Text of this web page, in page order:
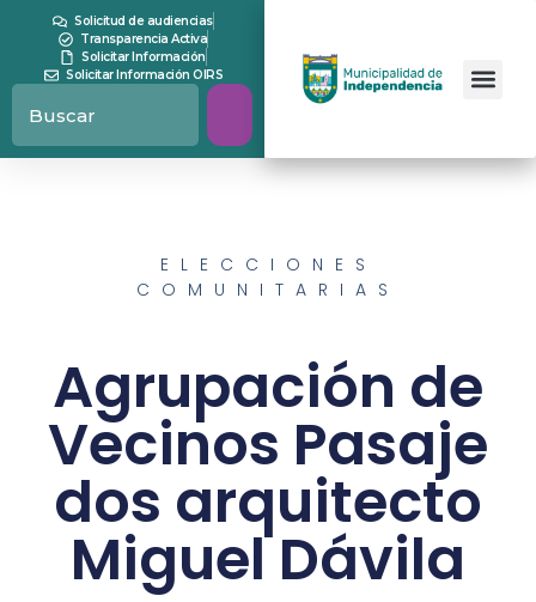
Solicitud de audiencias
Transparencia Activa
Solicitar Información
Solicitar Información OIRS
ELECCIONES
COMUNITARIAS
Agrupación de
Vecinos Pasaje
dos arquitecto
Miguel Dávila